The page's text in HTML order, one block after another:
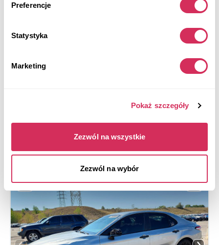
Preferencje
Statystyka
Marketing
Pokaż szczegóły
Zezwól na wszystkie
Zezwól na wybór
2019 TOYOTA CAMRY L
Rear end
$0
Więcej informacji